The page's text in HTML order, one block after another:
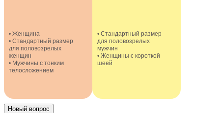
• Женщина
• Стандартный размер
для половозрелых
женщин
• Мужчины с тонким
телосложением
• Стандартный размер
для половозрелых
мужчин
• Женщины с короткой
шеей
Новый вопрос